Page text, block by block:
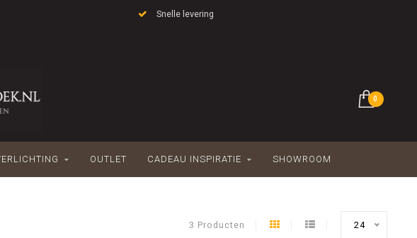
Snelle levering
0
OUTLET CADEAU INSPIRATIE SHOWROOM
3 Producten 24